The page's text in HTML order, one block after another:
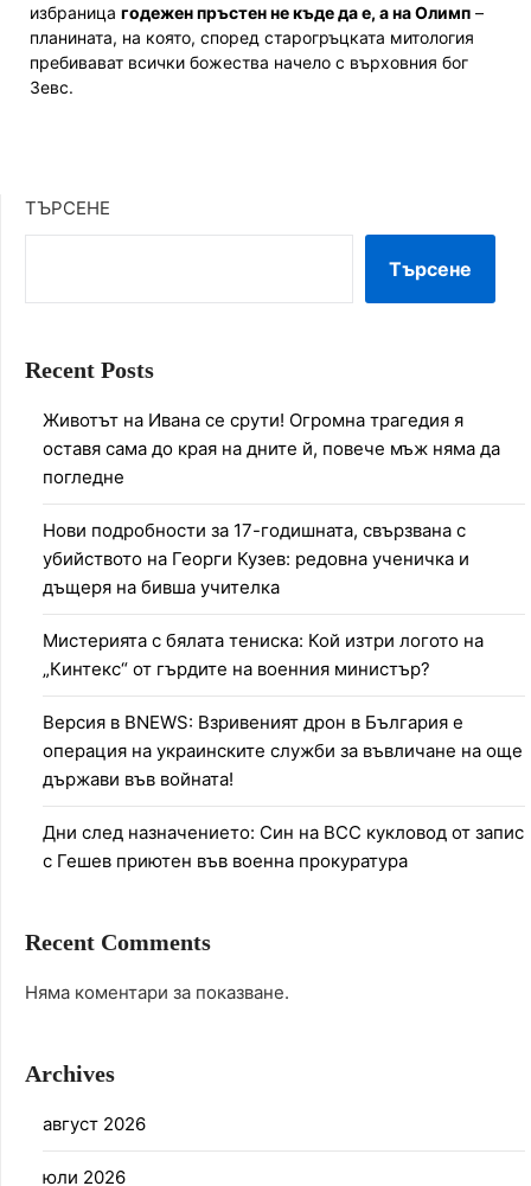
избраница годежен пръстен не къде да е, а на Олимп –
планината, на която, според старогръцката митология
пребивават всички божества начело с върховния бог
Зевс.
ТЪРСЕНЕ
Търсене
Recent Posts
Животът на Ивана се срути! Огромна трагедия я
оставя сама до края на дните й, повече мъж няма да
погледне
Нови подробности за 17-годишната, свързвана с
убийството на Георги Кузев: редовна ученичка и
дъщеря на бивша учителка
Мистерията с бялата тениска: Кой изтри логото на
„Кинтекс“ от гърдите на военния министър?
Версия в BNEWS: Взривеният дрон в България е
операция на украинските служби за въвличане на още
държави във войната!
Дни след назначението: Син на ВСС кукловод от запис
с Гешев приютен във военна прокуратура
Recent Comments
Няма коментари за показване.
Archives
август 2026
юли 2026